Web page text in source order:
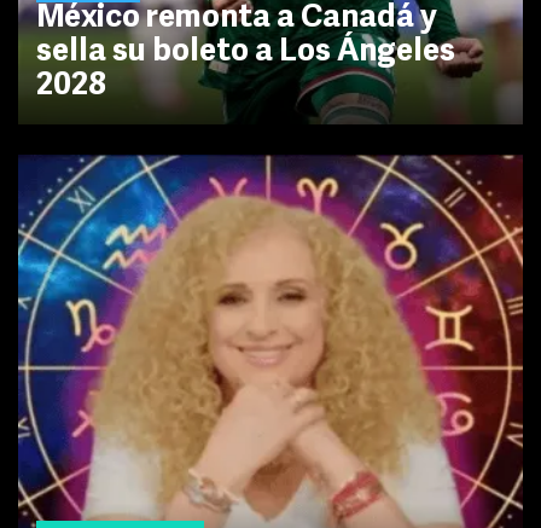
México remonta a Canadá y
sella su boleto a Los Ángeles
2028